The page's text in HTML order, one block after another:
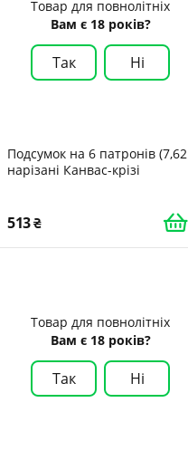
Товар для повнолітніх
Вам є 18 років?
Так Ні
Подсумок на 6 патронів (7,62
нарізані Канвас-крізі
513
Товар для повнолітніх
Вам є 18 років?
Так Ні